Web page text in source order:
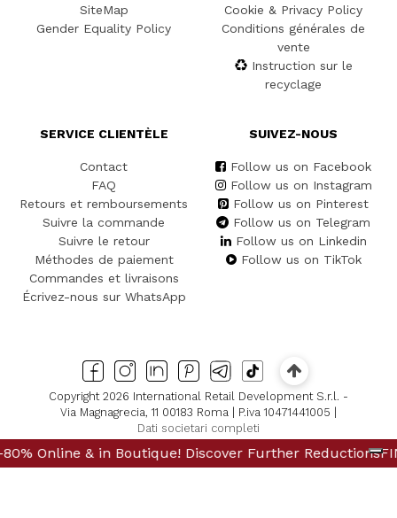
& in Boutique! Discover Further ReductionsFINAL
SiteMap
Gender Equality Policy
Cookie & Privacy Policy
Conditions générales de
vente
Instruction sur le
recyclage
SERVICE CLIENTÈLE
Contact
FAQ
Retours et remboursements
Suivre la commande
Suivre le retour
Méthodes de paiement
Commandes et livraisons
Écrivez-nous sur WhatsApp
SUIVEZ-NOUS
Follow us on Facebook
Follow us on Instagram
Follow us on Pinterest
Follow us on Telegram
Follow us on Linkedin
Follow us on TikTok
Copyright 2026 International Retail Development S.r.l. -
Via Magnagrecia, 11 00183 Roma | P.iva 10471441005 |
Dati societari completi
Discover Further ReductionsFINAL SALES Up